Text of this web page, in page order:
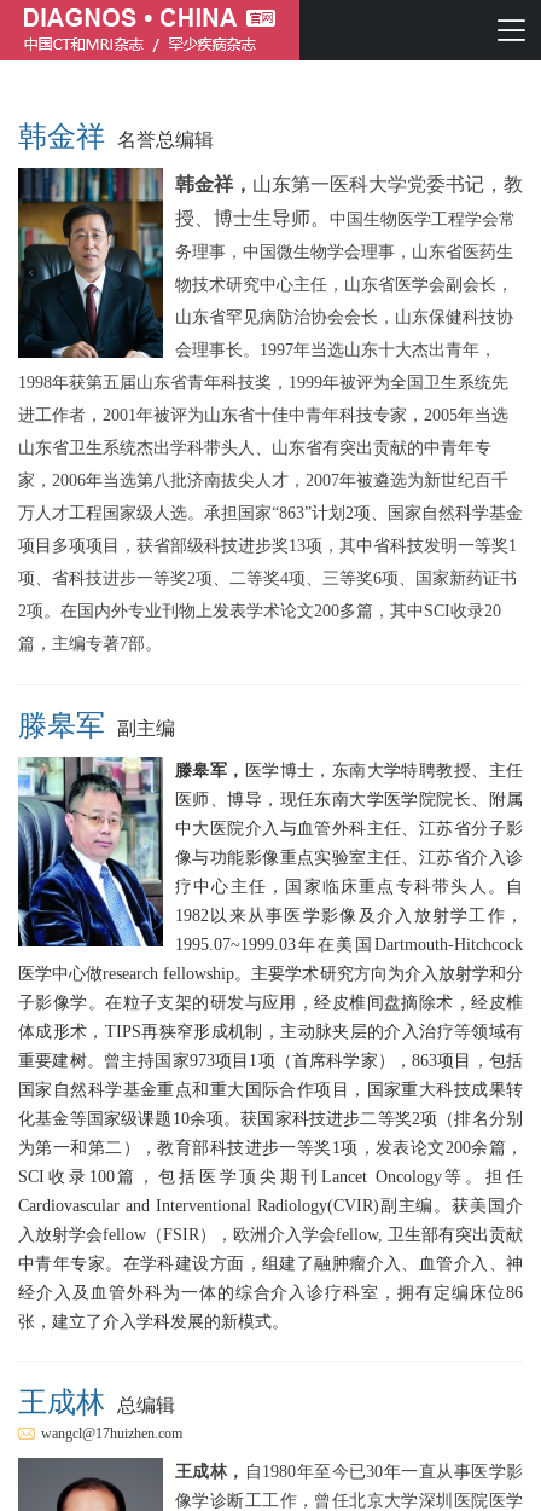
简体中文 English
韩金祥 名誉总编辑
韩金祥， 山东第一医科大学党委书记 ， 教
授、博士生导师。 中国生物医学工程学会常
务理事， 中国微生物学会理事，山东省医药生
物技术研究中心主任 ， 山东省 医学会副会长，
山东省罕见病防治协会会长， 山东保健科技协
会理事长。 1997年当选山东十大杰出青年，
1998年获第五届山东省青年科技奖，1999年被评为全国卫生系统先
进工作者，2001年被评为山东省十佳中青年科技专家，2005年当选
山东省卫生系统杰出学科带头人、山东省有突出贡献的中青年专
家，2006年当选第八批济南拔尖人才，2007年被遴选为新世纪百千
万人才工程国家级人选。承担国家“863”计划2项、国家自然科学基金
项目多项项目，获省部级科技进步奖13项，其中省科技发明一等奖1
项、省科技进步一等奖2项、二等奖4项、三等奖6项、国家新药证书
2项。在国内外专业刊物上发表学术论文200多篇，其中SCI收录20
篇，主编专著7部。
滕皋军 副主编
滕皋军， 医学博士，东南大学特聘教授、主任
医师、博导，现任东南大学医学院院长、附属
中大医院介入与血管外科主任、江苏省分子影
像与功能影像重点实验室主任、江苏省介入诊
疗中心主任，国家临床重点专科带头人。自
1982以来从事医学影像及介入放射学工作，
1995.07~1999.03年在美国Dartmouth-Hitchcock
医学中心做research fellowship。主要学术研究方向为介入放射学和分
子影像学。在粒子支架的研发与应用，经皮椎间盘摘除术，经皮椎
体成形术，TIPS再狭窄形成机制，主动脉夹层的介入治疗等领域有
重要建树。曾主持国家973项目1项（首席科学家），863项目，包括
国家自然科学基金重点和重大国际合作项目，国家重大科技成果转
化基金等国家级课题10余项。获国家科技进步二等奖2项（排名分别
为第一和第二），教育部科技进步一等奖1项，发表论文200余篇，
SCI收录100篇，包括医学顶尖期刊Lancet Oncology等。担任
Cardiovascular and Interventional Radiology(CVIR)副主编。获美国介
入放射学会fellow（FSIR），欧洲介入学会fellow, 卫生部有突出贡献
中青年专家。在学科建设方面，组建了融肿瘤介入、血管介入、神
经介入及血管外科为一体的综合介入诊疗科室，拥有定编床位86
张，建立了介入学科发展的新模式。
王成林 总编辑
wangcl@17huizhen.com
王成林， 自1980年至今已30年一直从事医学影
像学诊断工工作，曾任北京大学深圳医院医学